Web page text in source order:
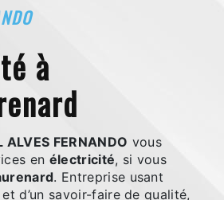
ALVES FERNANDO vous
en électricité, si vous
. Entreprise usant
et d’un savoir-faire de qualité,